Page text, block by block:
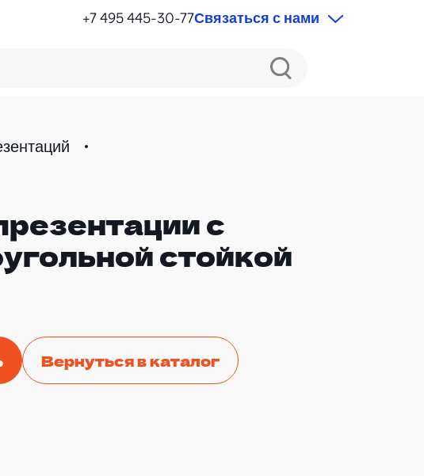
+7 495 445-30-77Связаться с нами
с
стойкой
Вернуться в каталог